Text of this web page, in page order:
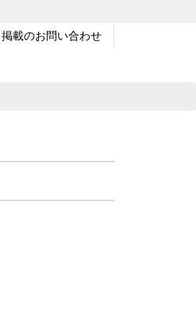
掲載のお問い合わせ